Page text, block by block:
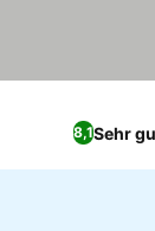
8,1Sehr